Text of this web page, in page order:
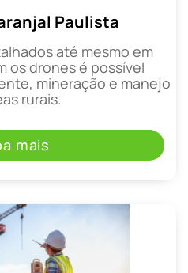
Paulista
até mesmo em
os drones é possível
mineração e manejo
rurais.
mais